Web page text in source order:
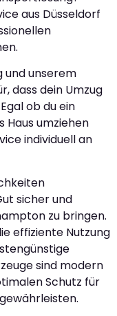
aus Düsseldorf
und unserem
dass dein Umzug
ob du ein
Haus umziehen
individuell an
sicher und
zu bringen.
effiziente Nutzung
sind modern
Schutz für